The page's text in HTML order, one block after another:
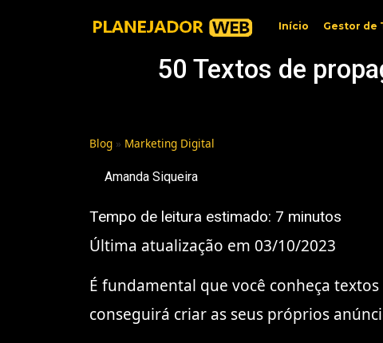
Início Gestor de
50 Textos de
Blog » Marketing Digital
Amanda Siqueira
Tempo de leitura estimado: 7 minutos
Última atualização em 03/10/2023
É fundamental que você conheça
conseguirá criar as seus próprios